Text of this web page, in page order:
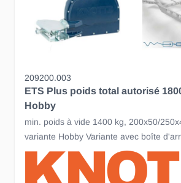
209200.003
ETS Plus poids total autorisé
Hobby
min. poids à vide 1400 kg, 200x50/
variante Hobby Variante avec boîte